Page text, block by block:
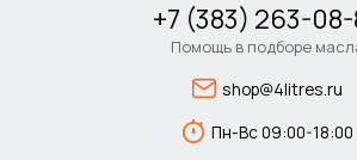
+7 (383) 263-
Помощь в подборе
shop@4litres.ru
Пн-Вс 09:00-18:00